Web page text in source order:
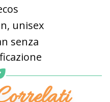
unisex
senza